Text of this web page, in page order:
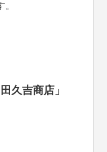
久吉商店」